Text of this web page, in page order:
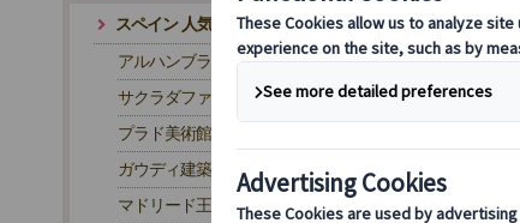
スペイン 人気観光地
アルハンブラ宮殿
サクラダファミリア
プラド美術館
ガウディ建築
マドリード王宮